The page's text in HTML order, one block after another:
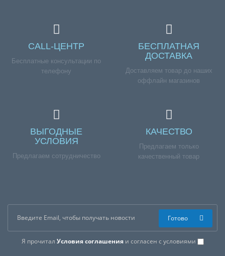
CALL-ЦЕНТР
Бесплатные консультации по
телефону
БЕСПЛАТНАЯ
ДОСТАВКА
Доставляем товар до наших
оффлайн магазинов
ВЫГОДНЫЕ
УСЛОВИЯ
Предлагаем сотрудничество
КАЧЕСТВО
Предлагаем только
качественный товар
Я прочитал Условия соглашенияи согласен с условиями
Готово